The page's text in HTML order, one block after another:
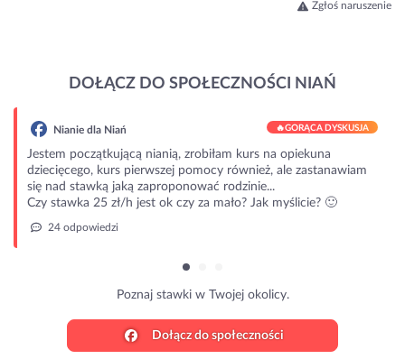
Zgłoś naruszenie
DOŁĄCZ DO SPOŁECZNOŚCI NIAŃ
Nianie dla Niań 🔥GORĄCA DYSKUSJA
Jestem początkującą nianią, zrobiłam kurs na opiekuna
dziecięcego, kurs pierwszej pomocy również, ale zastanawiam
się nad stawką jaką zaproponować rodzinie...
Czy stawka 25 zł/h jest ok czy za mało? Jak myślicie? 🙂
24 odpowiedzi
Poznaj stawki w Twojej okolicy.
Dołącz do społeczności